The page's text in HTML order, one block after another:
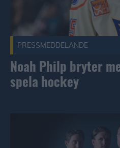
PRESSMEDDELANDE
Noah Philp bryter
spela hockey